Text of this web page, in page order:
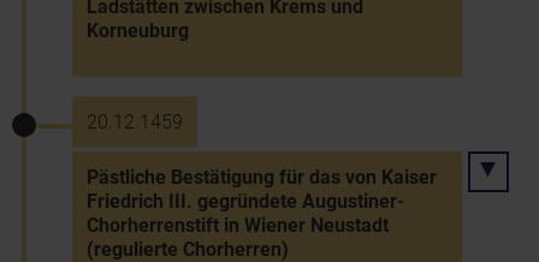
Ladstätten zwischen Krems und
Korneuburg
20.12.1459
Pästliche Bestätigung für das von Kaiser
Friedrich III. gegründete Augustiner-
Chorherrenstift in Wiener Neustadt
(regulierte Chorherren)